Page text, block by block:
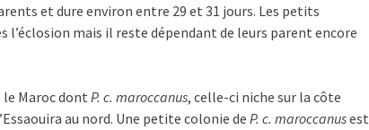
et dure environ entre 29 et 31 jours. Les petits
l’éclosion mais il reste dépendant de leurs parent encore
le Maroc dont P. c. maroccanus, celle-ci niche sur la côte
au nord. Une petite colonie de P. c. maroccanusest